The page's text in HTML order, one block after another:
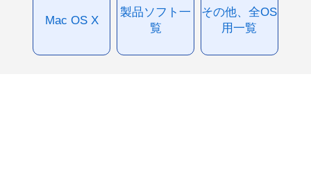
Mac OS X
製品ソフト一
覧
その他、全OS
用一覧